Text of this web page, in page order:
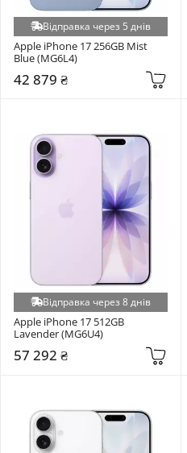
Відправка через 5 днів
Apple iPhone 17 256GB Mist
Blue (MG6L4)
42 879 ₴
Відправка через 8 днів
Apple iPhone 17 512GB
Lavender (MG6U4)
57 292 ₴